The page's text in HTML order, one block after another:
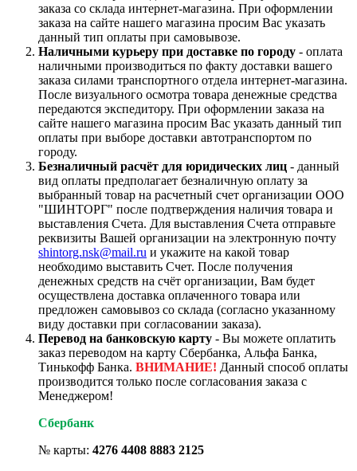
заказа со склада интернет-магазина. При оформлении
заказа на сайте нашего магазина просим Вас указать
данный тип оплаты при самовывозе.
Наличными курьеру при доставке по городу - оплата
наличными производиться по факту доставки вашего
заказа силами транспортного отдела интернет-магазина.
После визуального осмотра товара денежные средства
передаются экспедитору. При оформлении заказа на
сайте нашего магазина просим Вас указать данный тип
оплаты при выборе доставки автотранспортом по
городу.
Безналичный расчёт для юридических лиц - данный
вид оплаты предполагает безналичную оплату за
выбранный товар на расчетный счет организации ООО
"ШИНТОРГ" после подтверждения наличия товара и
выставления Счета. Для выставления Счета отправьте
реквизиты Вашей организации на электронную почту
shintorg.nsk@mail.ru и укажите на какой товар
необходимо выставить Счет. После получения
денежных средств на счёт организации, Вам будет
осуществлена доставка оплаченного товара или
предложен самовывоз со склада (согласно указанному
виду доставки при согласовании заказа).
Перевод на банковскую карту - Вы можете оплатить
заказ переводом на карту Сбербанка, Альфа Банка,
Тинькофф Банка. ВНИМАНИЕ! Данный способ оплаты
производится только после согласования заказа с
Менеджером!
Сбербанк
№ карты: 4276 4408 8883 2125